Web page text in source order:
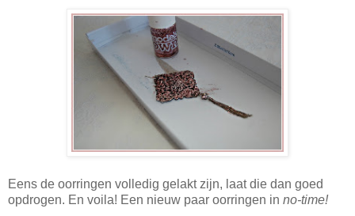
Eens de oorringen volledig gelakt zijn, laat die dan goed
opdrogen. En voila! Een nieuw paar oorringen in no-time!